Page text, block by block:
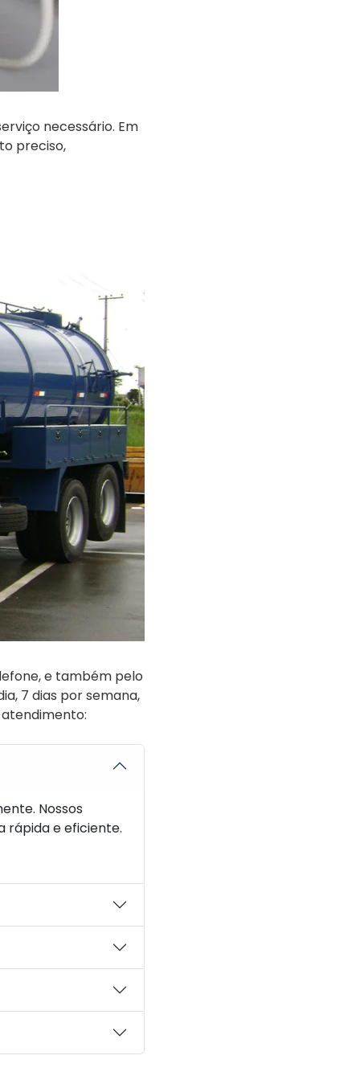
necessário. Em
preciso,
e também pelo
7 dias por semana,
Nossos
rápida e eficiente.